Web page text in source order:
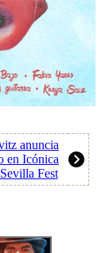
anuncia
en Icónica
Fest